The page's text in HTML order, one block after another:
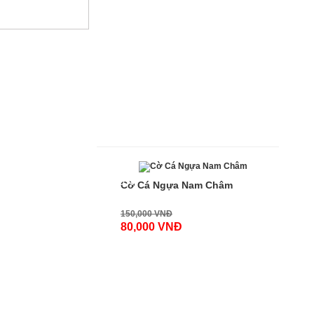
-100%Cờ Cá Ngựa Nam Châm
150,000 VNĐ
80,000 VNĐ